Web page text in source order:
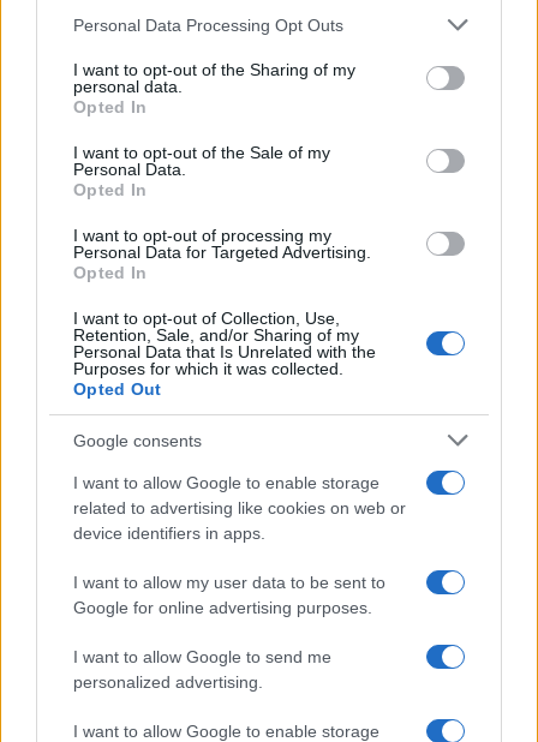
Please note that this website/app uses one or more Google
not limited to your visit or usage behaviour. You may click to
grant or deny consent to Google and its third-party tags to
use your data for below specified purposes in below Google
consent section.
Personal Data Processing Opt Outs
I want to opt-out of the Sharing of my
personal data.
Opted In
I want to opt-out of the Sale of my
Personal Data.
Opted In
I want to opt-out of processing my
Personal Data for Targeted Advertising.
Opted In
I want to opt-out of Collection, Use,
Retention, Sale, and/or Sharing of my
Personal Data that Is Unrelated with the
Purposes for which it was collected.
Opted Out
Google consents
I want to allow Google to enable storage
related to advertising like cookies on web or
device identifiers in apps.
I want to allow my user data to be sent to
Google for online advertising purposes.
I want to allow Google to send me
personalized advertising.
I want to allow Google to enable storage
evidenziato l’entusiasmo dei partecipanti e
l’apprezzamento delle famiglie, mentre la fase
formativa ha contribuito anche alla crescita
rafforzando la capacità della cooperazione come
strumento educativo e sociale.
Ilaria Galli
Ilaria Galli ha firmato il desk che ha svelato un
caso amministrativo triestino dopo accessi agli
di rigore documentale. Editor di redazione, ha
Porto Vecchio.